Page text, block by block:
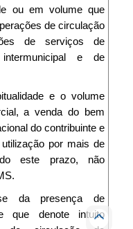
ou em volume que
de circulação
de serviços de
e de
e o volume
a venda do bem
do contribuinte e
por mais de
este prazo, não
da presença de
que denote intuito